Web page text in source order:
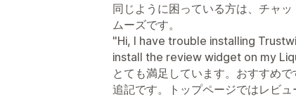
同じように困っている方は、チャ
ムーズです。
"Hi, I have trouble installing
install the review widget on my
とても満足しています。おすすめで
追記です。トップページではレビ